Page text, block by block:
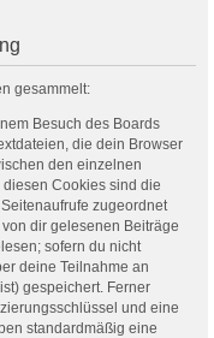
gesammelt:
Besuch des Boards
die dein Browser
den einzelnen
Cookies sind die
zugeordnet
dir gelesenen Beiträge
sofern du nicht
deine Teilnahme an
gespeichert. Ferner
und eine
standardmäßig eine